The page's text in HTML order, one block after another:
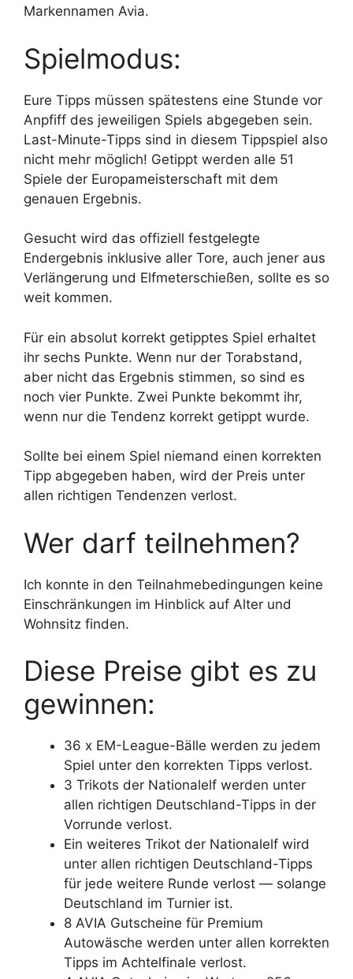
Markennamen Avia.
Spielmodus:
Eure Tipps müssen spätestens eine Stunde vor
Anpfiff des jeweiligen Spiels abgegeben sein.
Last-Minute-Tipps sind in diesem Tippspiel also
nicht mehr möglich! Getippt werden alle 51
Spiele der Europameisterschaft mit dem
genauen Ergebnis.
Gesucht wird das offiziell festgelegte
Endergebnis inklusive aller Tore, auch jener aus
Verlängerung und Elfmeterschießen, sollte es so
weit kommen.
Für ein absolut korrekt getipptes Spiel erhaltet
ihr sechs Punkte. Wenn nur der Torabstand,
aber nicht das Ergebnis stimmen, so sind es
noch vier Punkte. Zwei Punkte bekommt ihr,
wenn nur die Tendenz korrekt getippt wurde.
Sollte bei einem Spiel niemand einen korrekten
Tipp abgegeben haben, wird der Preis unter
allen richtigen Tendenzen verlost.
Wer darf teilnehmen?
Ich konnte in den Teilnahmebedingungen keine
Einschränkungen im Hinblick auf Alter und
Wohnsitz finden.
Diese Preise gibt es zu
gewinnen:
36 x EM-League-Bälle werden zu jedem
Spiel unter den korrekten Tipps verlost.
3 Trikots der Nationalelf werden unter
allen richtigen Deutschland-Tipps in der
Vorrunde verlost.
Ein weiteres Trikot der Nationalelf wird
unter allen richtigen Deutschland-Tipps
für jede weitere Runde verlost — solange
Deutschland im Turnier ist.
8 AVIA Gutscheine für Premium
Autowäsche werden unter allen korrekten
Tipps im Achtelfinale verlost.